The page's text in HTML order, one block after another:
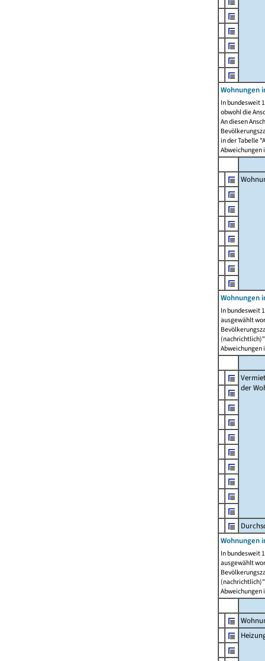
Wohnungen
In bundesweit
obwohl die
An diesen
in der Tabelle
Abweichungen
Wohnungen
In bundesweit
ausgewählt
Abweichungen
der
Wohnungen
In bundesweit
ausgewählt
Abweichungen